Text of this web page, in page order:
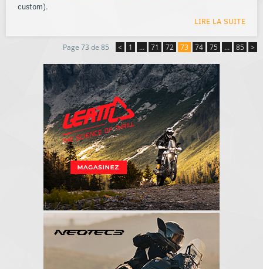
custom).
LIRE LA SUITE
Page 73 de 85 < 1 … 71 72 73 74 75 … 85 >